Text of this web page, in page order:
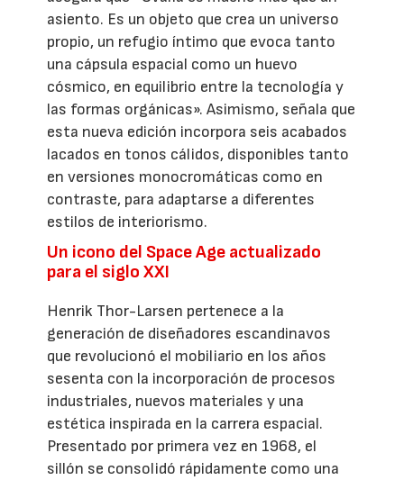
asiento. Es un objeto que crea un universo
propio, un refugio íntimo que evoca tanto
una cápsula espacial como un huevo
cósmico, en equilibrio entre la tecnología y
las formas orgánicas». Asimismo, señala que
esta nueva edición incorpora seis acabados
lacados en tonos cálidos, disponibles tanto
en versiones monocromáticas como en
contraste, para adaptarse a diferentes
estilos de interiorismo.
Un icono del Space Age actualizado
para el siglo XXI
Henrik Thor-Larsen pertenece a la
generación de diseñadores escandinavos
que revolucionó el mobiliario en los años
sesenta con la incorporación de procesos
industriales, nuevos materiales y una
estética inspirada en la carrera espacial.
Presentado por primera vez en 1968, el
sillón se consolidó rápidamente como una